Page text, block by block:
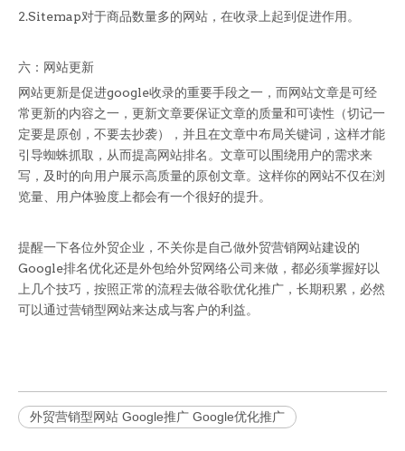
2.Sitemap对于商品数量多的网站，在收录上起到促进作用。
六：网站更新
网站更新是促进google收录的重要手段之一，而网站文章是可经
常更新的内容之一，更新文章要保证文章的质量和可读性（切记一
定要是原创，不要去抄袭），并且在文章中布局关键词，这样才能
引导蜘蛛抓取，从而提高网站排名。文章可以围绕用户的需求来
写，及时的向用户展示高质量的原创文章。这样你的网站不仅在浏
览量、用户体验度上都会有一个很好的提升。
提醒一下各位外贸企业，不关你是自己做外贸营销网站建设的
Google排名优化还是外包给外贸网络公司来做，都必须掌握好以
上几个技巧，按照正常的流程去做谷歌优化推广，长期积累，必然
可以通过营销型网站来达成与客户的利益。
外贸营销型网站 Google推广 Google优化推广